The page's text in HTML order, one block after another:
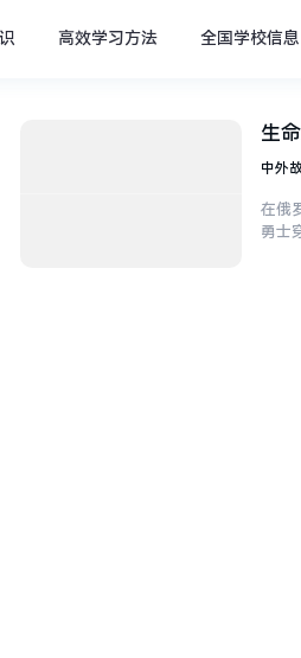
高效学习方法 全国学校信息
生
中外
在俄
勇士